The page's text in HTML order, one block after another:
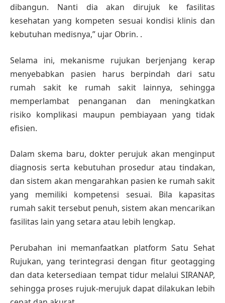
dibangun. Nanti dia akan dirujuk ke fasilitas
kesehatan yang kompeten sesuai kondisi klinis dan
kebutuhan medisnya,” ujar Obrin. .
Selama ini, mekanisme rujukan berjenjang kerap
menyebabkan pasien harus berpindah dari satu
rumah sakit ke rumah sakit lainnya, sehingga
memperlambat penanganan dan meningkatkan
risiko komplikasi maupun pembiayaan yang tidak
efisien.
Dalam skema baru, dokter perujuk akan menginput
diagnosis serta kebutuhan prosedur atau tindakan,
dan sistem akan mengarahkan pasien ke rumah sakit
yang memiliki kompetensi sesuai. Bila kapasitas
rumah sakit tersebut penuh, sistem akan mencarikan
fasilitas lain yang setara atau lebih lengkap.
Perubahan ini memanfaatkan platform Satu Sehat
Rujukan, yang terintegrasi dengan fitur geotagging
dan data ketersediaan tempat tidur melalui SIRANAP,
sehingga proses rujuk-merujuk dapat dilakukan lebih